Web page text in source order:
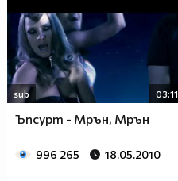
sub 03:11
Ъпсурт - Мрън, Мрън
996 265 18.05.2010